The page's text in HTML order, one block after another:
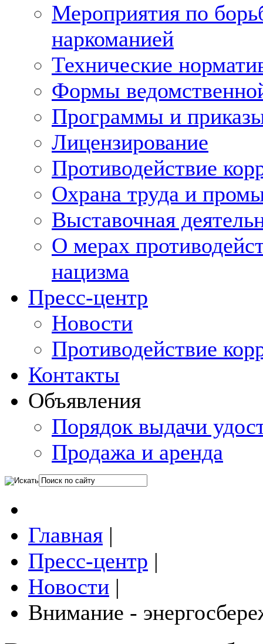
Мероприятия по
наркоманией
Технические
Формы
Программы и
Лицензирование
Противодействие
Охрана труда и
Выставочная
О мерах
нацизма
Пресс-центр
Новости
Противодействие
Контакты
Объявления
Порядок выдачи
Продажа и аренда
Главная |
Пресс-центр |
Новости |
Внимание -